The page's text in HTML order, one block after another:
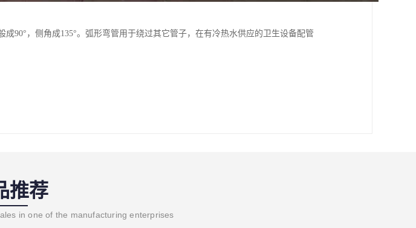
90°，侧角成135°。弧形弯管用于绕过其它管子，在有冷热水供应的卫生设备配管
推荐
in one of the manufacturing enterprises